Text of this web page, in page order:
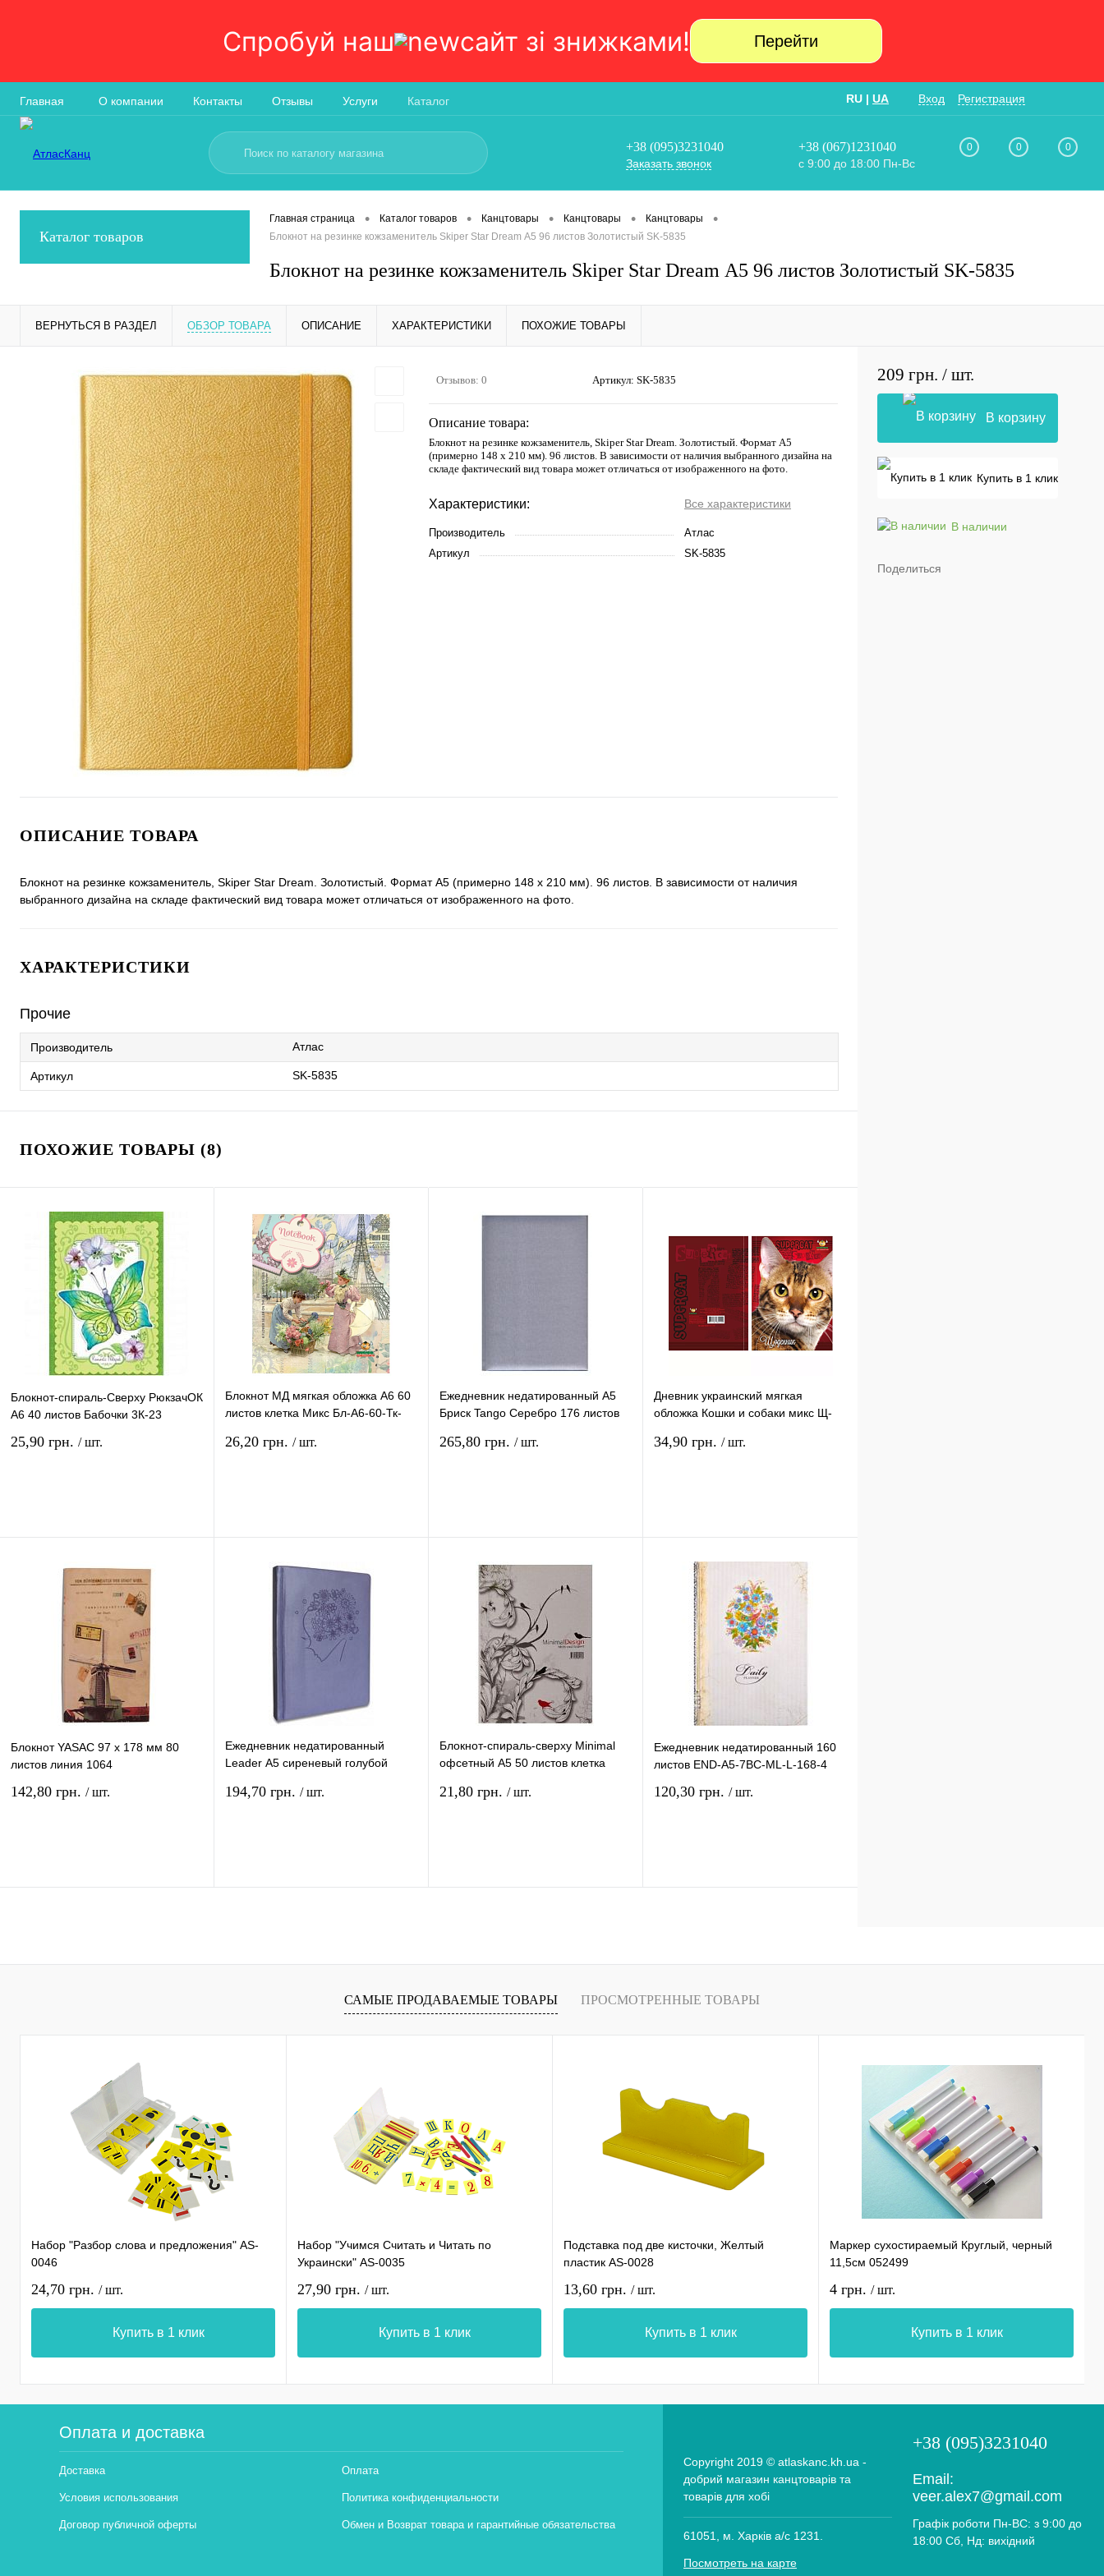
Спробуй наш сайт зi знижками! Перейти
Главная О компании Контакты Отзывы Услуги Каталог RU | UA Вход Регистрация
+38 (095)3231040
Заказать звонок
+38 (067)1231040
с 9:00 до 18:00 Пн-Вс
0 0 0
Каталог товаров
Главная страница • Каталог товаров • Канцтовары • Канцтовары • Канцтовары •
Блокнот на резинке кожзаменитель Skiper Star Dream А5 96 листов Золотистый SK-5835
Блокнот на резинке кожзаменитель Skiper Star Dream А5 96 листов Золотистый SK-5835
ВЕРНУТЬСЯ В РАЗДЕЛ ОБЗОР ТОВАРА ОПИСАНИЕ ХАРАКТЕРИСТИКИ ПОХОЖИЕ ТОВАРЫ
Отзывов: 0 Артикул: SK-5835
Описание товара:
Блокнот на резинке кожзаменитель, Skiper Star Dream. Золотистый. Формат А5
(примерно 148 х 210 мм). 96 листов. В зависимости от наличия выбранного дизайна на
складе фактический вид товара может отличаться от изображенного на фото.
Характеристики: Все характеристики
Производитель
Атлас
Артикул
SK-5835
ОПИСАНИЕ ТОВАРА
Блокнот на резинке кожзаменитель, Skiper Star Dream. Золотистый. Формат А5 (примерно 148 х 210 мм). 96 листов. В зависимости от наличия
выбранного дизайна на складе фактический вид товара может отличаться от изображенного на фото.
ХАРАКТЕРИСТИКИ
Прочие
Производитель Атлас
Артикул SK-5835
ПОХОЖИЕ ТОВАРЫ (8)
Блокнот-спираль-Сверху РюкзачОК
А6 40 листов Бабочки 3К-23
25,90 грн. / шт.
В избранное
наличии
Блокнот МД мягкая обложка А6 60
листов клетка Микс Бл-А6-60-Тк-
26,20 грн. / шт.
В избранное
наличии
Ежедневник недатированный А5
Бриск Tango Серебро 176 листов
265,80 грн. / шт.
В избранное
наличии
Дневник украинский мягкая
обложка Кошки и собаки микс Щ-
34,90 грн. / шт.
В избранное
наличии
Блокнот YASAC 97 х 178 мм 80
листов линия 1064
142,80 грн. / шт.
Ежедневник недатированный
Leader А5 сиреневый голубой
194,70 грн. / шт.
Блокнот-спираль-cверху Minimal
офсетный А5 50 листов клетка
21,80 грн. / шт.
Ежедневник недатированный 160
листов END-A5-7BC-ML-L-168-4
120,30 грн. / шт.
209 грн. / шт.
В корзину
Купить в 1 клик
В наличии
Поделиться
САМЫЕ ПРОДАВАЕМЫЕ ТОВАРЫ ПРОСМОТРЕННЫЕ ТОВАРЫ
Набор "Разбор слова и предложения" AS-
0046
24,70 грн. / шт.
Купить в 1 клик
Набор "Учимся Считать и Читать по
Украински" AS-0035
27,90 грн. / шт.
Купить в 1 клик
Подставка под две кисточки, Желтый
пластик AS-0028
13,60 грн. / шт.
Купить в 1 клик
Маркер сухостираемый Круглый, черный
11,5см 052499
4 грн. / шт.
Купить в 1 клик
Оплата и доставка
Доставка Оплата
Условия использования Политика конфиденциальности
Договор публичной оферты Обмен и Возврат товара и гарантийные обязательства
Copyright 2019 © atlaskanc.kh.ua -
добрий магазин канцтоварів та
товарів для хобі
61051, м. Харків а/с 1231.
Посмотреть на карте
+38 (095)3231040
Email:
veer.alex7@gmail.com
Графік роботи Пн-ВС: з 9:00 до
18:00 Сб, Нд: вихідний